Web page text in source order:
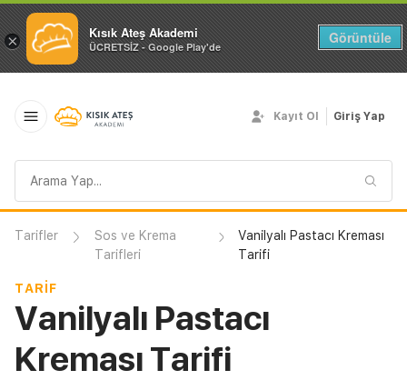
× Kısık Ateş Akademi
ÜCRETSİZ - Google Play'de
Görüntüle
sorgusu
Kayıt Ol Giriş Yap
Tarifler
Sos ve Krema
Tarifleri
Vanilyalı Pastacı Kreması
Tarifi
TARIF
Vanilyalı Pastacı
Kreması Tarifi